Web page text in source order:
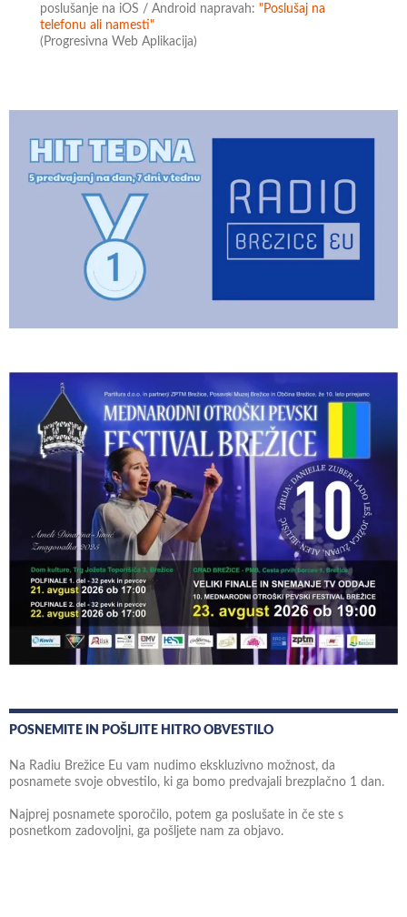
poslušanje na iOS / Android napravah:"Poslušaj na
telefonu ali namesti"
(Progresivna Web Aplikacija)
POSNEMITE IN POŠLJITE HITRO OBVESTILO
Na Radiu Brežice Eu vam nudimo ekskluzivno možnost, da
posnamete svoje obvestilo, ki ga bomo predvajali brezplačno 1 dan.
Najprej posnamete sporočilo, potem ga poslušate in če ste s
posnetkom zadovoljni, ga pošljete nam za objavo.